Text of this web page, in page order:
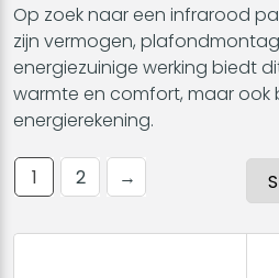
Op zoek naar een infrarood
zijn vermogen,
energiezuinige werking biedt
warmte en comfort, maar ook
energierekening.
1 2 →